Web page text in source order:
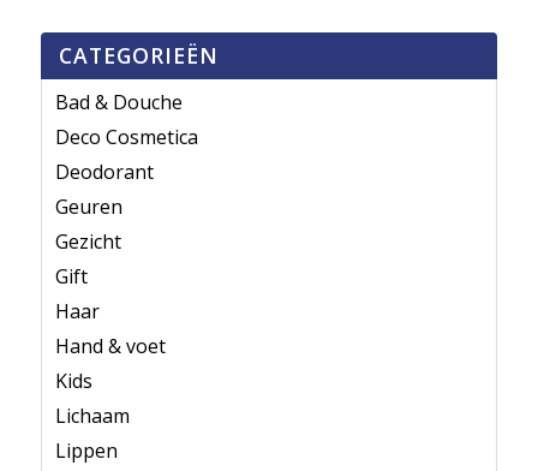
CATEGORIEËN
Bad & Douche
Deco Cosmetica
Deodorant
Geuren
Gezicht
Gift
Haar
Hand & voet
Kids
Lichaam
Lippen